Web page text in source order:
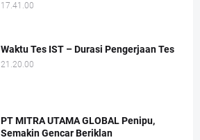
17.41.00
Waktu Tes IST – Durasi Pengerjaan Tes
21.20.00
PT MITRA UTAMA GLOBAL Penipu,
Semakin Gencar Beriklan